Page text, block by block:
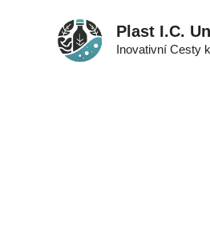
Plast I.C.
Inovativní Cesty